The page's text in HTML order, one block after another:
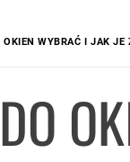
WYBRAĆ I JAK JE